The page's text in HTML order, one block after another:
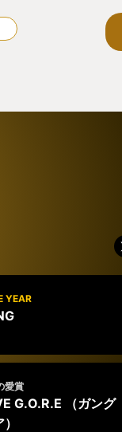
YEAR
愛賞
G.O.R.E （ガング